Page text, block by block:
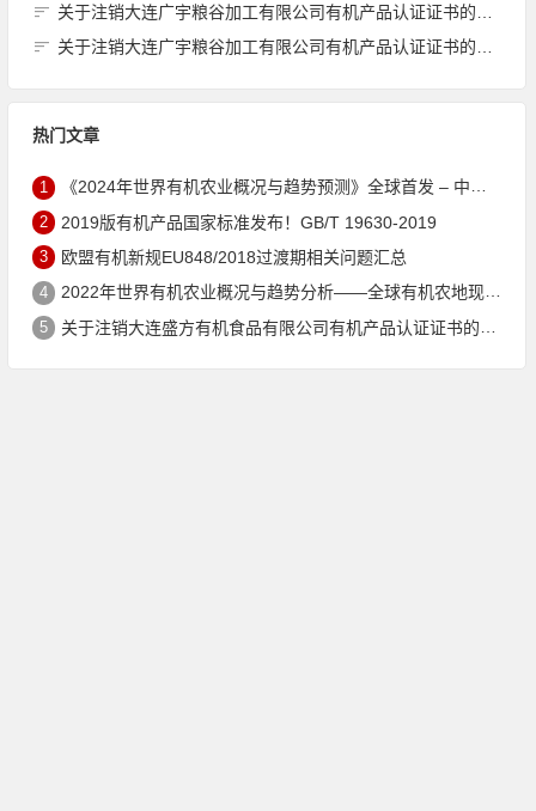
关于注销大连广宇粮谷加工有限公司有机产品认证证书的公告
关于注销大连广宇粮谷加工有限公司有机产品认证证书的公告
热门文章
1 《2024年世界有机农业概况与趋势预测》全球首发 – 中国有机市场规模跻身世界第三
2 2019版有机产品国家标准发布！GB/T 19630-2019
3 欧盟有机新规EU848/2018过渡期相关问题汇总
4 2022年世界有机农业概况与趋势分析——全球有机农地现状与有机食品（含饮料）市场
5 关于注销大连盛方有机食品有限公司有机产品认证证书的公告